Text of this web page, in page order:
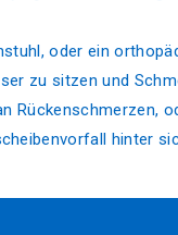
oder ein
zu sitzen und
Rückenschmerzen,
hinter